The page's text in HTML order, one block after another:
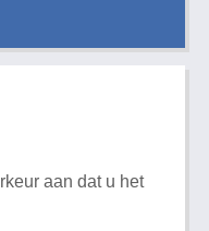
aan dat u het